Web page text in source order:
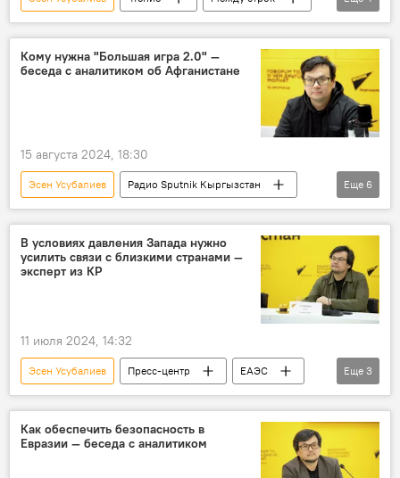
книги
Кыргызстан
Грэм Грин
Наш человек в Гаване
Кому нужна "Большая игра 2.0" —
беседа с аналитиком об Афганистане
15 августа 2024, 18:30
Эсен Усубалиев
Радио Sputnik Кыргызстан
Афганистан
Центральная Азия
угроза
безопасность
Политика
Особый акцент
Еще 6
В условиях давления Запада нужно
усилить связи с близкими странами —
эксперт из КР
11 июля 2024, 14:32
Эсен Усубалиев Пресс-центр
ЕАЭС
Запад
Европа
Координационный совет
Еще 3
Как обеспечить безопасность в
Евразии — беседа с аналитиком